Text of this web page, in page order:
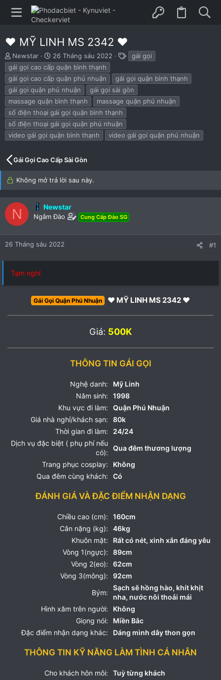
❤ MỸ LINH MS 2342 ❤
B
ắ
t
đ
ầ
u
Newstar
N
g
à
y
b
ắ
t
đ
ầ
u
26 Tháng sáu 2022
h
ẻ
gái gọi
gái gọi cao cấp quận bình thạnh
gái gọi cao cấp quận phú nhuận
gái gọi quận bình thạnh
gái gọi quận phú nhuận
gái gọi sài gòn
massage quận bình thạnh
massage quận phú nhuận
số điện thoại gái gọi quận bình thạnh
số điện thoại gái gọi quận phú nhuận
video gái gọi quận bình thạnh
video gái gọi quận phú nhuận
Gái Gọi Cao Cấp Sài Gòn
Không mở trả lời sau này.
N Newstar
Ngắm Đào Cung Cấp Đào SG
26 Tháng sáu 2022 #1
Tạm nghỉ
Gái Gọi Quận Phú Nhuận ❤ MỸ LINH MS 2342 ❤
Giá: 500K
THÔNG TIN GÁI GỌI
Nghệ danh:
Mỹ Linh
Năm sinh:
1998
Khu vực đi làm:
Quận Phú Nhuận
Giá nhà nghỉ/khách sạn:
80k
Thời gian đi làm:
24/24
Dịch vụ đặc biệt ( phụ phí nếu
có):
Qua đêm thương lượng
Trang phục cosplay:
Không
Qua đêm cùng khách:
Có
ĐÁNH GIÁ VÀ ĐẶC ĐIỂM NHẬN DẠNG
Chiều cao (cm):
160cm
Cân nặng (kg):
46kg
Khuôn mặt:
Rất có nét, xinh xắn đáng yêu
Vòng 1(ngực):
89cm
Vòng 2(eo):
62cm
Vòng 3(mông):
92cm
Bým:
Sạch sẽ hồng hào, khít khịt
nha, nước nôi thoải mái
Hình xăm trên người:
Không
Giọng nói:
Miền Bắc
Đặc điểm nhận dạng khác:
Dáng mình dây thon gọn
THÔNG TIN KỸ NĂNG LÀM TÌNH CÁ NHÂN
Cho khách hôn môi:
Tuỳ từng khách